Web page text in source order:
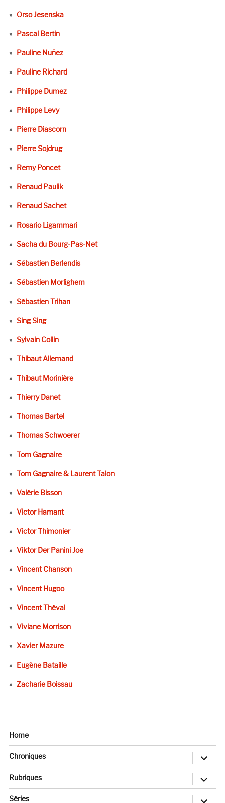
Orso Jesenska
Pascal Bertin
Pauline Nuñez
Pauline Richard
Philippe Dumez
Philippe Levy
Pierre Diascorn
Pierre Sojdrug
Remy Poncet
Renaud Paulik
Renaud Sachet
Rosario Ligammari
Sacha du Bourg-Pas-Net
Sébastien Berlendis
Sébastien Morlighem
Sébastien Trihan
Sing Sing
Sylvain Collin
Thibaut Allemand
Thibaut Morinière
Thierry Danet
Thomas Bartel
Thomas Schwoerer
Tom Gagnaire
Tom Gagnaire & Laurent Talon
Valérie Bisson
Victor Hamant
Victor Thimonier
Viktor Der Panini Joe
Vincent Chanson
Vincent Hugoo
Vincent Théval
Viviane Morrison
Xavier Mazure
Eugène Bataille
Zacharie Boissau
Home
Chroniques
ouvrir
sous-
menu
Rubriques
ouvrir
sous-
menu
Séries
ouvrir